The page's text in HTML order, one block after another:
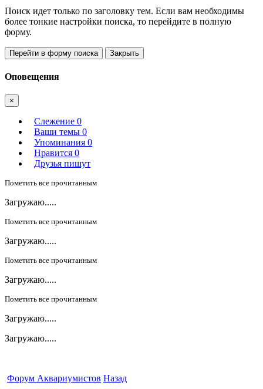
Поиск идет только по заголовку тем. Если вам необходимы
более тонкие настройки поиска, то перейдите в полную
форму.
Перейти в форму поиска Закрыть
Оповещения
×
Слежение 0
Ваши темы 0
Упоминания 0
Нравится 0
Друзья пишут
Пометить все прочитанным
Загружаю.....
Пометить все прочитанным
Загружаю.....
Пометить все прочитанным
Загружаю.....
Пометить все прочитанным
Загружаю.....
Загружаю.....
Форум Аквариумистов Назад